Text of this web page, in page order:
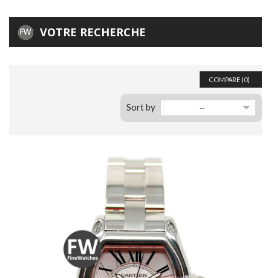
VOTRE RECHERCHE
COMPARE (0)
Sort by --